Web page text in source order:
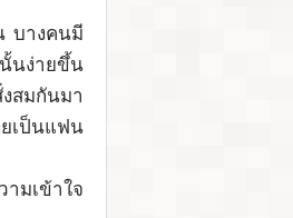
บางคนมี
นง่ายขึ้น
สมกันมา
เป็นแฟน
มเข้าใจ